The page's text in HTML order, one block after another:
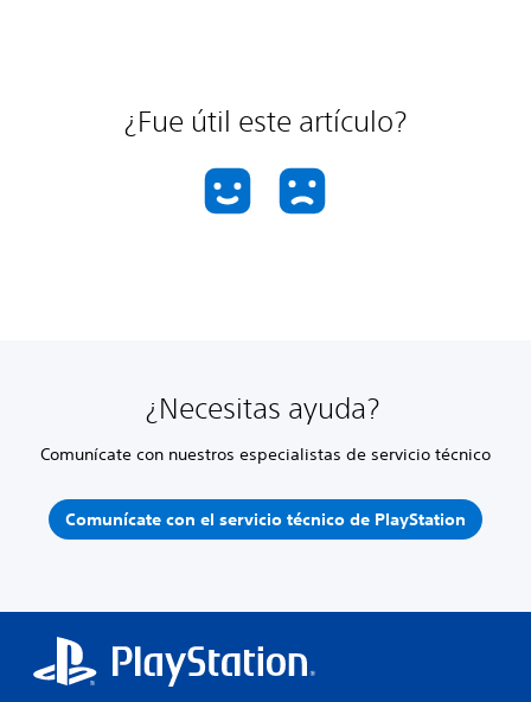
¿Fue útil este artículo?
¿Necesitas ayuda?
Comunícate con nuestros especialistas de servicio técnico
Comunícate con el servicio técnico de PlayStation